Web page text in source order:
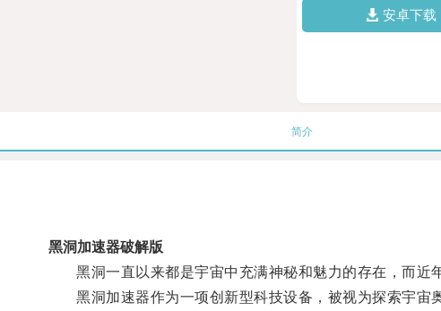
安卓下载
简介
黑洞加速器破解版
黑洞一直以来都是宇宙中充满神秘和魅力的存在，而近
黑洞加速器作为一项创新型科技设备，被视为探索宇宙奥